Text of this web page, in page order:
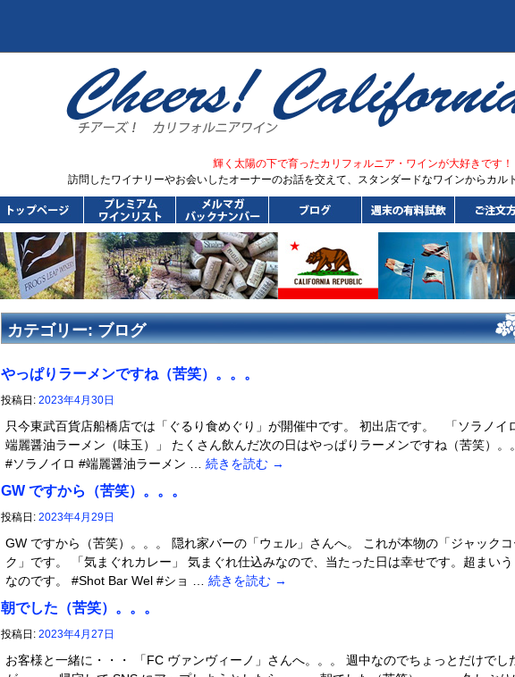
輝く太陽の下で育ったカリフォルニア・ワインが大好きです！
訪問したワイナリーやお会いしたオーナーのお話を交えて、スタンダードなワインからカル
カテゴリー:ブログ
やっぱりラーメンですね（苦笑）。。。
投稿日: 2023年4月30日
只今東武百貨店船橋店では「ぐるり食めぐり」が開催中です。 初出店です。 「ソラノ
端麗醤油ラーメン（味玉）」 たくさん飲んだ次の日はやっぱりラーメンですね（苦笑）。
#ソラノイロ #端麗醤油ラーメン … 続きを読む →
GW ですから（苦笑）。。。
投稿日: 2023年4月29日
GW ですから（苦笑）。。。 隠れ家バーの「ウェル」さんへ。 これが本物の「ジャックコ
ク」です。 「気まぐれカレー」 気まぐれ仕込みなので、当たった日は幸せです。超まいう
なのです。 #Shot Bar Wel #ショ … 続きを読む →
朝でした（苦笑）。。。
投稿日: 2023年4月27日
お客様と一緒に・・・ 「FC ヴァンヴィーノ」さんへ。。。 週中なのでちょっとだけでし